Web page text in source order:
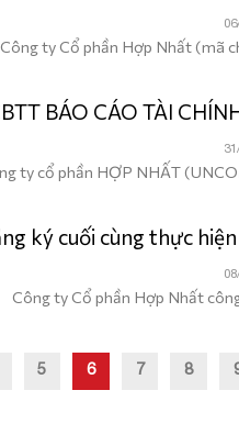
Công ty Cổ phần Hợp Nhất (mã
BÁO CÁO TÀI
ty cổ phần HỢP NHẤT
ký cuối cùng thực
Công ty Cổ phần Hợp Nhất
5 6 7 8